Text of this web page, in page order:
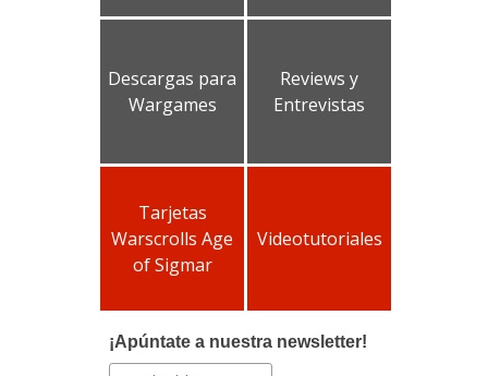
Descargas para
Wargames
Reviews y
Entrevistas
Tarjetas
Warscrolls Age
of Sigmar
Videotutoriales
¡Apúntate a nuestra newsletter!